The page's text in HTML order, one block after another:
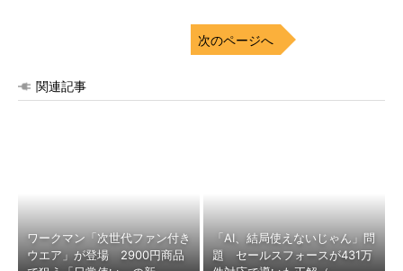
次のページへ
関連記事
ワークマン「次世代ファン付き
ウエア」が登場 2900円商品
「AI、結局使えないじゃん」問
題 セールスフォースが431万